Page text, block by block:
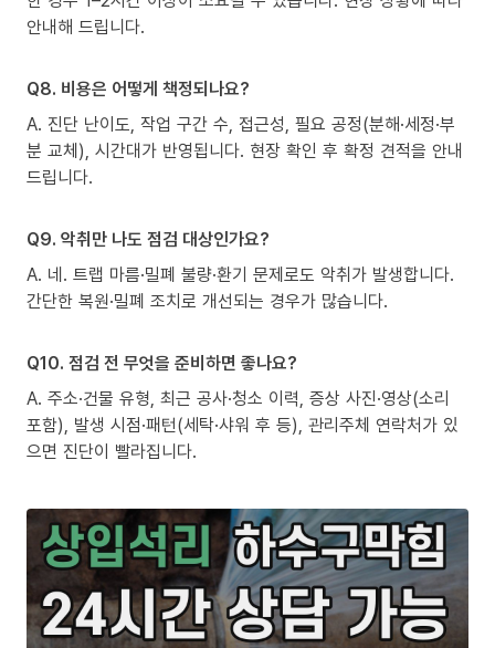
안내해 드립니다.
Q8. 비용은 어떻게 책정되나요?
A. 진단 난이도, 작업 구간 수, 접근성, 필요 공정(분해·세정·부
분 교체), 시간대가 반영됩니다. 현장 확인 후 확정 견적을 안내
드립니다.
Q9. 악취만 나도 점검 대상인가요?
A. 네. 트랩 마름·밀폐 불량·환기 문제로도 악취가 발생합니다.
간단한 복원·밀폐 조치로 개선되는 경우가 많습니다.
Q10. 점검 전 무엇을 준비하면 좋나요?
A. 주소·건물 유형, 최근 공사·청소 이력, 증상 사진·영상(소리
포함), 발생 시점·패턴(세탁·샤워 후 등), 관리주체 연락처가 있
으면 진단이 빨라집니다.